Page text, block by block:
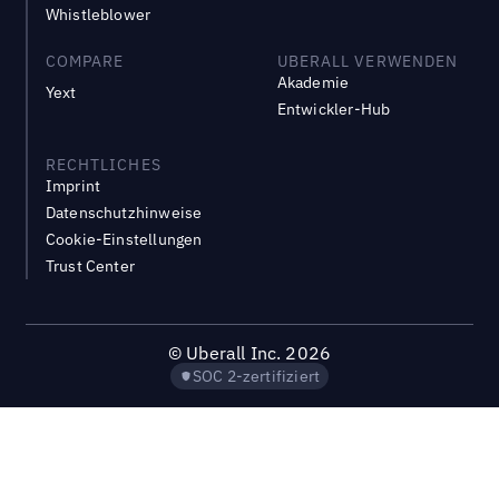
Whistleblower
COMPARE
Yext
UBERALL VERWENDEN
Akademie
Entwickler-Hub
RECHTLICHES
Imprint
Datenschutzhinweise
Cookie-Einstellungen
Trust Center
© Uberall Inc. 2026
SOC 2-zertifiziert